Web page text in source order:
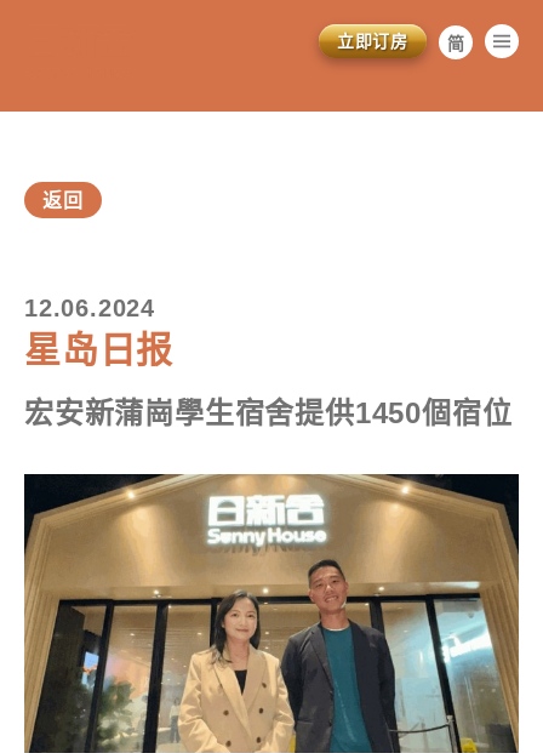
訂閱電子報
*為必填項目
先生
姓*
简
EN
立即订房
返回
12.06.2024
星岛日报
宏安新蒲崗學生宿舍提供1450個宿位